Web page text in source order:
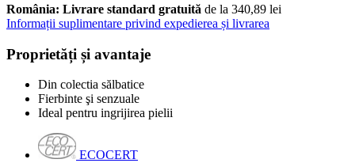
România: Livrare standard gratuită de la 340,89 lei
Informații suplimentare privind expedierea și livrarea
Proprietăți și avantaje
Din colectia sălbatice
Fierbinte şi senzuale
Ideal pentru ingrijirea pielii
ECOCERT